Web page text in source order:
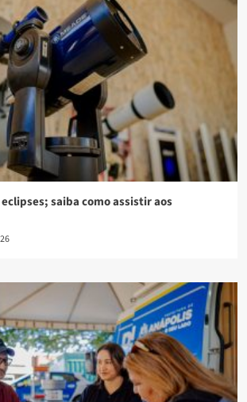
saiba como assistir aos